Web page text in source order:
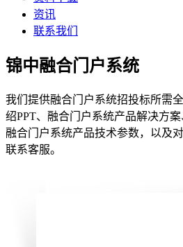
资讯
联系我们
锦中融合门户系统
我们提供融合门户系统招投标所需
绍PPT、融合门户系统产品解决方案
融合门户系统产品技术参数，以及
联系客服。